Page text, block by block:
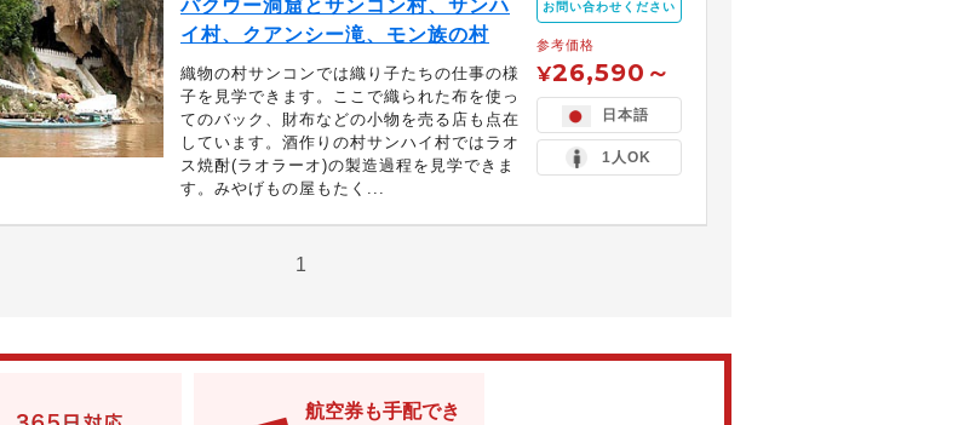
パクウー洞窟とサンコン村、サンハ
イ村、クアンシー滝、モン族の村
織物の村サンコンでは織り子たちの仕事の様
子を見学できます。ここで織られた布を使っ
てのバック、財布などの小物を売る店も点在
しています。酒作りの村サンハイ村ではラオ
ス焼酎(ラオラーオ)の製造過程を見学できま
す。みやげもの屋もたく...
お問い合わせください
参考価格
¥26,590～
日本語
1人OK
1
航空券も手配でき